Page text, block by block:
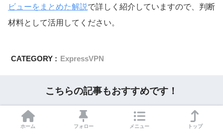
ビューをまとめた解説で詳しく紹介していますので、判断
材料として活用してください。
CATEGORY : ExpressVPN
こちらの記事もおすすめです！
ホーム フォロー メニュー トップ